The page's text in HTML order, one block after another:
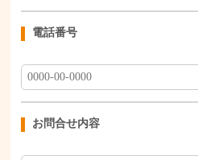
電話番号
お問合せ内容